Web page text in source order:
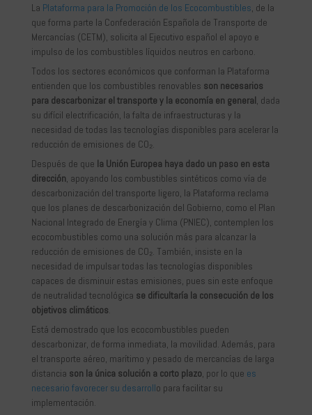
La Plataforma para la Promoción de los Ecocombustibles, de la
que forma parte la Confederación Española de Transporte de
Mercancías (CETM), solicita al Ejecutivo español el apoyo e
impulso de los combustibles líquidos neutros en carbono.
Todos los sectores económicos que conforman la Plataforma
entienden que los combustibles renovables son necesarios
para descarbonizar el transporte y la economía en general, dada
su difícil electrificación, la falta de infraestructuras y la
necesidad de todas las tecnologías disponibles para acelerar la
reducción de emisiones de CO₂.
Después de que la Unión Europea haya dado un paso en esta
dirección, apoyando los combustibles sintéticos como vía de
descarbonización del transporte ligero, la Plataforma reclama
que los planes de descarbonización del Gobierno, como el Plan
Nacional Integrado de Energía y Clima (PNIEC), contemplen los
ecocombustibles como una solución más para alcanzar la
reducción de emisiones de CO₂. También, insiste en la
necesidad de impulsar todas las tecnologías disponibles
capaces de disminuir estas emisiones, pues sin este enfoque
de neutralidad tecnológica se dificultaría la consecución de los
objetivos climáticos.
Está demostrado que los ecocombustibles pueden
descarbonizar, de forma inmediata, la movilidad. Además, para
el transporte aéreo, marítimo y pesado de mercancías de larga
distancia son la única solución a corto plazo, por lo que es
necesario favorecer su desarrollo para facilitar su
implementación.